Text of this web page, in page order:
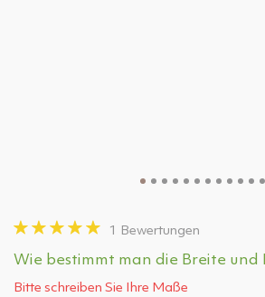
1 Bewertungen
Wie bestimmt man die Breite und
Bitte schreiben Sie Ihre Maße